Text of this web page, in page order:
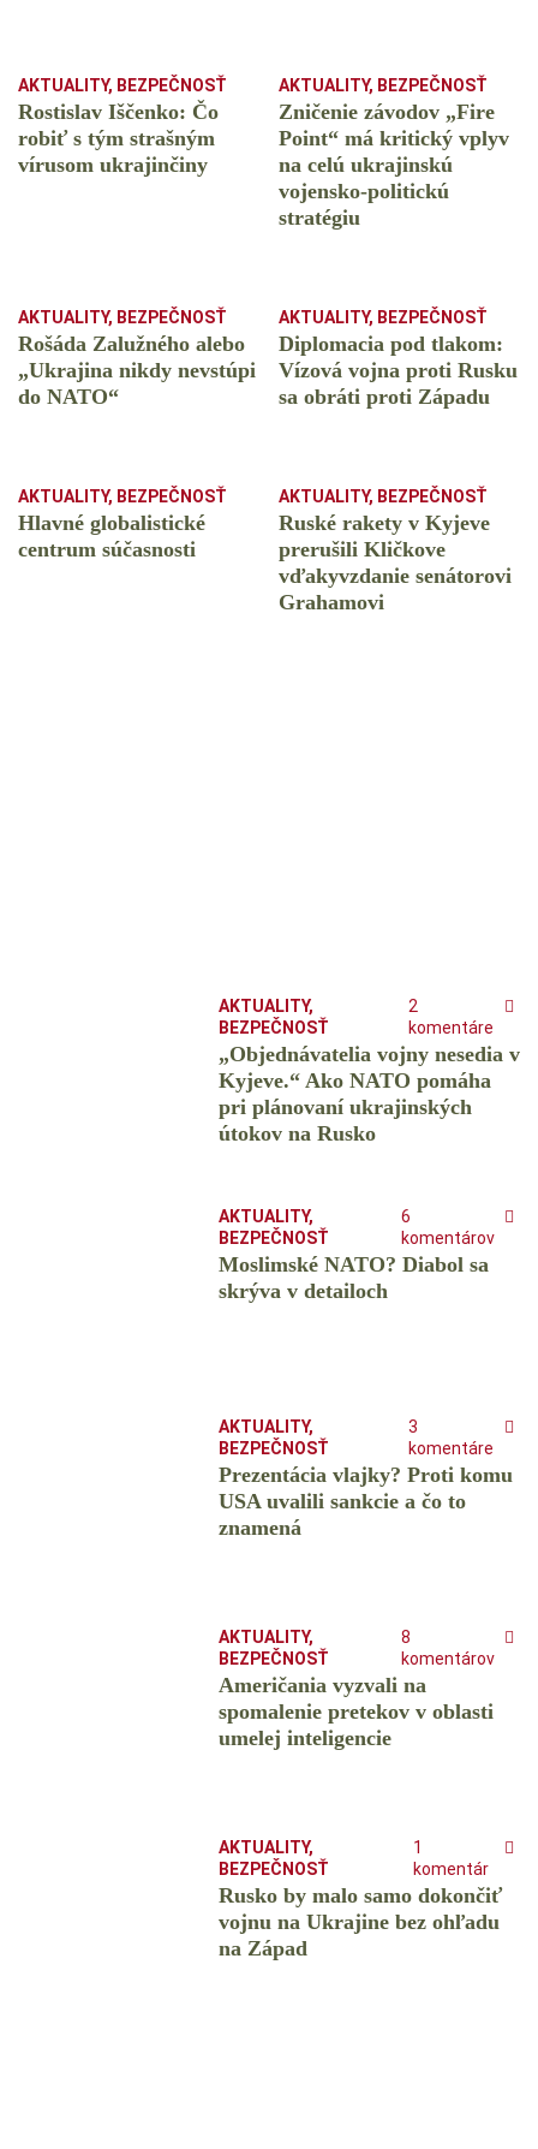
AKTUALITY, BEZPEČNOSŤ
Rostislav Iščenko: Čo
robiť s tým strašným
vírusom ukrajinčiny
AKTUALITY, BEZPEČNOSŤ
Zničenie závodov „Fire
Point“ má kritický vplyv
na celú ukrajinskú
vojensko-politickú
stratégiu
AKTUALITY, BEZPEČNOSŤ
Rošáda Zalužného alebo
„Ukrajina nikdy nevstúpi
do NATO“
AKTUALITY, BEZPEČNOSŤ
Diplomacia pod tlakom:
Vízová vojna proti Rusku
sa obráti proti Západu
AKTUALITY, BEZPEČNOSŤ
Hlavné globalistické
centrum súčasnosti
AKTUALITY, BEZPEČNOSŤ
Ruské rakety v Kyjeve
prerušili Kličkove
vďakyvzdanie senátorovi
Grahamovi
AKTUALITY,
BEZPEČNOSŤ
2
komentáre
„Objednávatelia vojny nesedia v
Kyjeve.“ Ako NATO pomáha
pri plánovaní ukrajinských
útokov na Rusko
AKTUALITY,
BEZPEČNOSŤ
6
komentárov
Moslimské NATO? Diabol sa
skrýva v detailoch
AKTUALITY,
BEZPEČNOSŤ
3
komentáre
Prezentácia vlajky? Proti komu
USA uvalili sankcie a čo to
znamená
AKTUALITY,
BEZPEČNOSŤ
8
komentárov
Američania vyzvali na
spomalenie pretekov v oblasti
umelej inteligencie
AKTUALITY,
BEZPEČNOSŤ
1
komentár
Rusko by malo samo dokončiť
vojnu na Ukrajine bez ohľadu
na Západ